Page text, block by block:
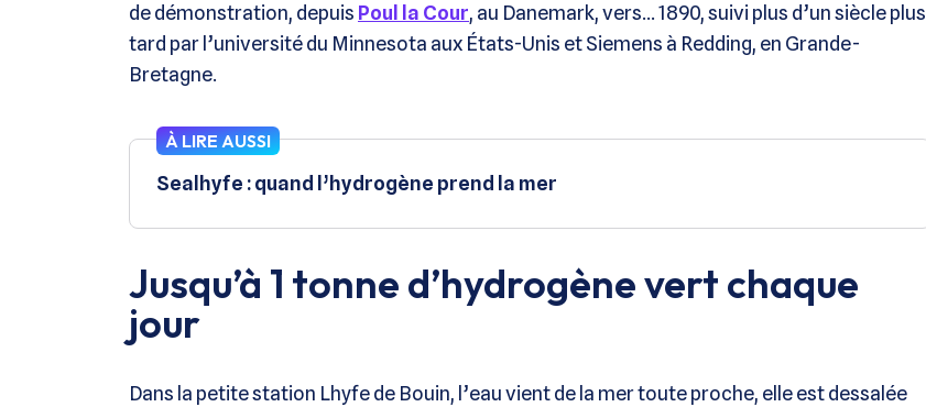
de démonstration, depuis Poul la Cour, au Danemark, vers… 1890, suivi plus d’un siècle plus
tard par l’université du Minnesota aux États-Unis et Siemens à Redding, en Grande-
Bretagne.
À LIRE AUSSI
Sealhyfe : quand l’hydrogène prend la mer
Jusqu’à 1 tonne d’hydrogène vert chaque
jour
Dans la petite station Lhyfe de Bouin, l’eau vient de la mer toute proche, elle est dessalée